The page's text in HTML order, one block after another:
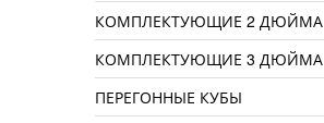
КОМПЛЕКТУЮЩИЕ 2 ДЮЙМА
КОМПЛЕКТУЮЩИЕ 3 ДЮЙМА
ПЕРЕГОННЫЕ КУБЫ